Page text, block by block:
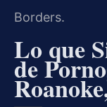
Borders.
Lo que
de